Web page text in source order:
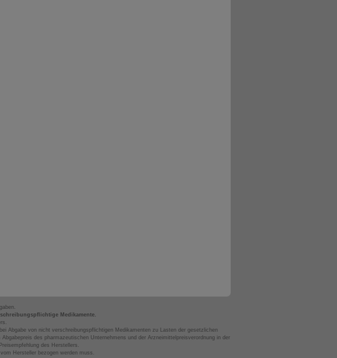
Medikamente.
Abgabe von nicht verschreibungspflichtigen Medikamenten zu Lasten der gesetzlichen
des pharmazeutischen Unternehmens und der Arzneimittelpreisverordnung in der
des Herstellers.
Hersteller bezogen werden muss.